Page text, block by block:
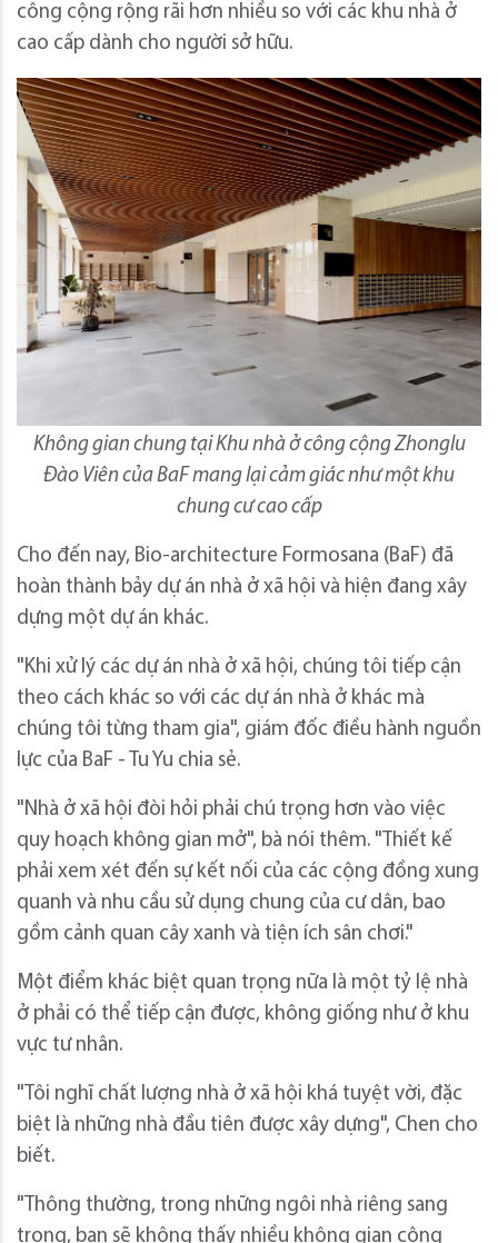
công cộng rộng rãi hơn nhiều so với các khu nhà ở
cao cấp dành cho người sở hữu.
Không gian chung tại Khu nhà ở công cộng Zhonglu
Đào Viên của BaF mang lại cảm giác như một khu
chung cư cao cấp
Cho đến nay, Bio-architecture Formosana (BaF) đã
hoàn thành bảy dự án nhà ở xã hội và hiện đang xây
dựng một dự án khác.
"Khi xử lý các dự án nhà ở xã hội, chúng tôi tiếp cận
theo cách khác so với các dự án nhà ở khác mà
chúng tôi từng tham gia", giám đốc điều hành nguồn
lực của BaF - Tu Yu chia sẻ.
"Nhà ở xã hội đòi hỏi phải chú trọng hơn vào việc
quy hoạch không gian mở", bà nói thêm. "Thiết kế
phải xem xét đến sự kết nối của các cộng đồng xung
quanh và nhu cầu sử dụng chung của cư dân, bao
gồm cảnh quan cây xanh và tiện ích sân chơi."
Một điểm khác biệt quan trọng nữa là một tỷ lệ nhà
ở phải có thể tiếp cận được, không giống như ở khu
vực tư nhân.
"Tôi nghĩ chất lượng nhà ở xã hội khá tuyệt vời, đặc
biệt là những nhà đầu tiên được xây dựng", Chen cho
biết.
"Thông thường, trong những ngôi nhà riêng sang
trọng, bạn sẽ không thấy nhiều không gian cộng